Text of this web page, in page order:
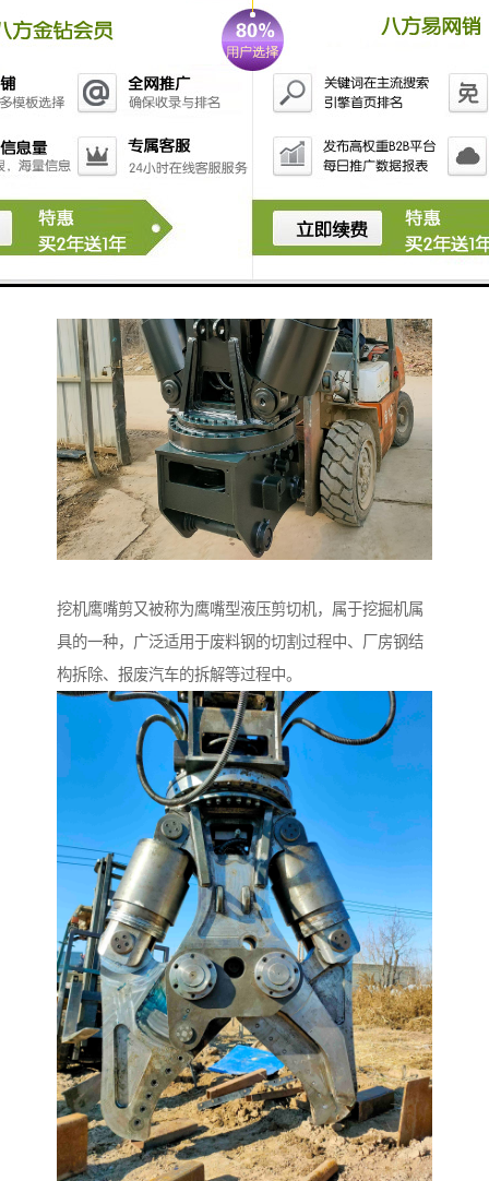
铁制材料，钢材，罐，管子等，移动方便，可以在任何
场合灵活使用，速度快效益高。
挖机鹰嘴剪又被称为鹰嘴型液压剪切机，属于挖掘机属
具的一种，广泛适用于废料钢的切割过程中、厂房钢结
构拆除、报废汽车的拆解等过程中。